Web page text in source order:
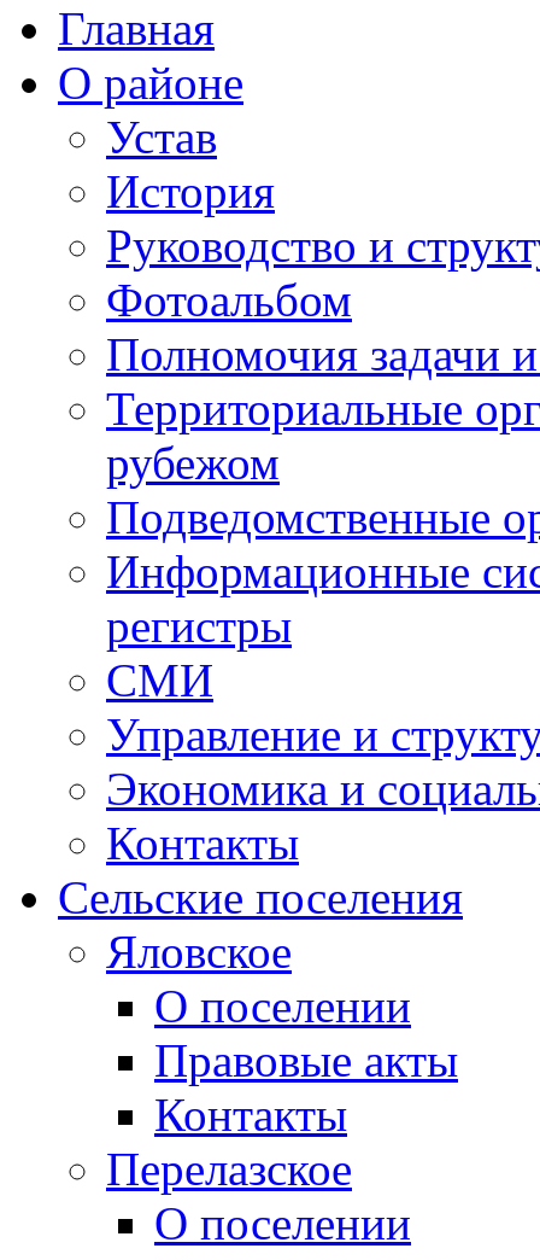
Главная
О районе
Устав
История
Руководство и
Фотоальбом
Полномочия задачи
Территориальные
рубежом
Подведомственные
Информационные
регистры
СМИ
Управление и
Экономика и
Контакты
Сельские поселения
Яловское
О поселении
Правовые акты
Контакты
Перелазское
О поселении